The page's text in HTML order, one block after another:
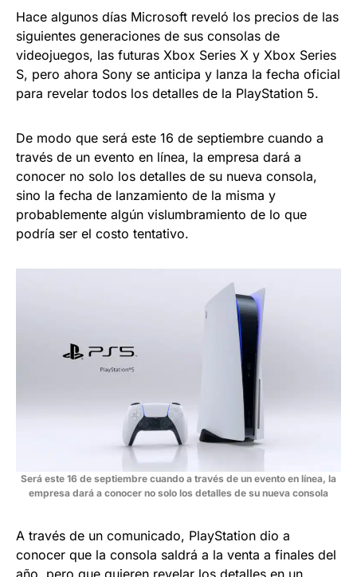
Hace algunos días Microsoft reveló los precios de las
siguientes generaciones de sus consolas de
videojuegos, las futuras Xbox Series X y Xbox Series
S, pero ahora Sony se anticipa y lanza la fecha oficial
para revelar todos los detalles de la PlayStation 5.
De modo que será este 16 de septiembre cuando a
través de un evento en línea, la empresa dará a
conocer no solo los detalles de su nueva consola,
sino la fecha de lanzamiento de la misma y
probablemente algún vislumbramiento de lo que
podría ser el costo tentativo.
Será este 16 de septiembre cuando a través de un evento en línea, la
empresa dará a conocer no solo los detalles de su nueva consola
A través de un comunicado, PlayStation dio a
conocer que la consola saldrá a la venta a finales del
año, pero que quieren revelar los detalles en un